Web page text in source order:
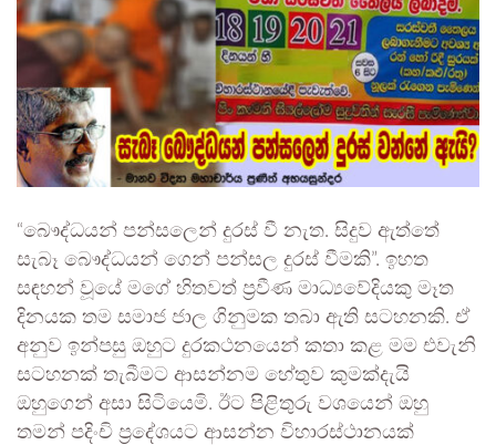
“බෞද්ධයන් පන්සලෙන් දුරස් වී නැත. සිදුව ඇත්තේ
සැබෑ බෞද්ධයන් ගෙන් පන්සල දුරස් වීමකි”. ඉහත
සඳහන් වූයේ මගේ හිතවත් ප්‍රවීණ මාධ්‍යවේදියකු මෑත
දිනයක තම සමාජ ජාල ගිනුමක තබා ඇති සටහනකි. ඒ
අනුව ඉන්පසු ඔහුට දුරකථනයෙන් කතා කළ මම එවැනි
සටහනක් තැබීමට ආසන්නම හේතුව කුමක්දැයි
ඔහුගෙන් අසා සිටියෙමි. ඊට පිළිතුරු වශයෙන් ඔහු
තමන් පදිංචි ප්‍රදේශයට ආසන්න විහාරස්ථානයක්